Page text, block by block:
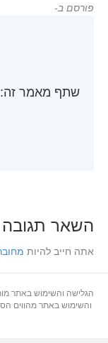
פורסם ב-
שתף מאמר זה:
השאר תגובה
אתה חייב להיותמחובר
הגלישה והשימוש באתר
והשימוש באתר מהווים